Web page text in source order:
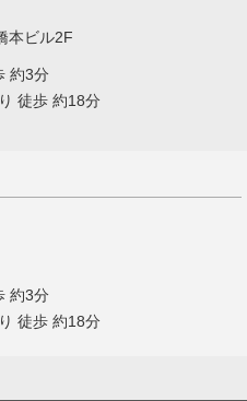
本ビル2F
約3分
徒歩 約18分
約3分
徒歩 約18分